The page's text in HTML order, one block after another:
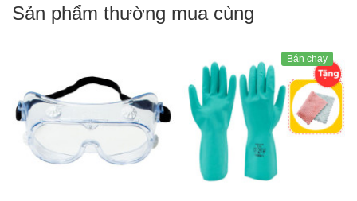
Sản phẩm thường mua cùng
Bán chạy